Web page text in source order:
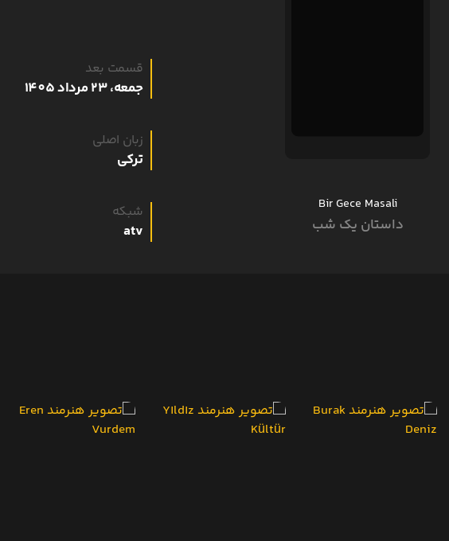
Bir Gece Masali
داستان یک شب
قسمت بعد
جمعه، 23 مرداد 1405
زبان اصلی
ترکی
شبکه
atv